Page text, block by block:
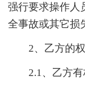
强行要求操作人
全事故或其它损
2、乙方的权
2.1、乙方有